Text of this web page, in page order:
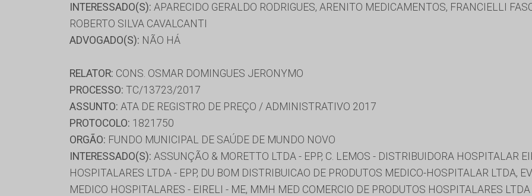
INTERESSADO(S): APARECIDO GERALDO RODRIGUES, ARENITO MEDICAMENTOS, FRANCIELLI
ROBERTO SILVA CAVALCANTI
ADVOGADO(S): NÃO HÁ
RELATOR: CONS. OSMAR DOMINGUES JERONYMO
PROCESSO: TC/13723/2017
ASSUNTO: ATA DE REGISTRO DE PREÇO / ADMINISTRATIVO 2017
PROTOCOLO: 1821750
ORGÃO: FUNDO MUNICIPAL DE SAÚDE DE MUNDO NOVO
INTERESSADO(S): ASSUNÇÃO & MORETTO LTDA - EPP, C. LEMOS - DISTRIBUIDORA HOSPITALAR
HOSPITALARES LTDA - EPP, DU BOM DISTRIBUICAO DE PRODUTOS MEDICO-HOSPITALAR LTDA,
MEDICO HOSPITALARES - EIRELI - ME, MMH MED COMERCIO DE PRODUTOS HOSPITALARES